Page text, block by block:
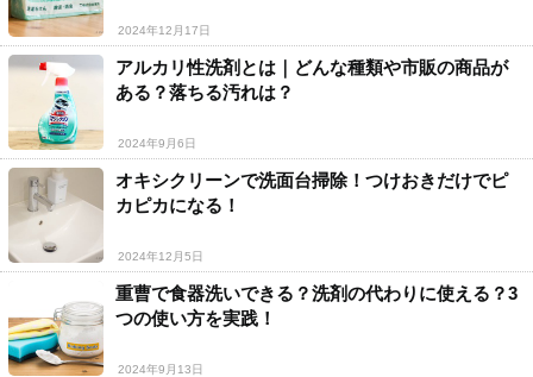
2024年12月17日
アルカリ性洗剤とは｜どんな種類や市販の商品が
ある？落ちる汚れは？
2024年9月6日
オキシクリーンで洗面台掃除！つけおきだけでピ
カピカになる！
2024年12月5日
重曹で食器洗いできる？洗剤の代わりに使える？3
つの使い方を実践！
2024年9月13日